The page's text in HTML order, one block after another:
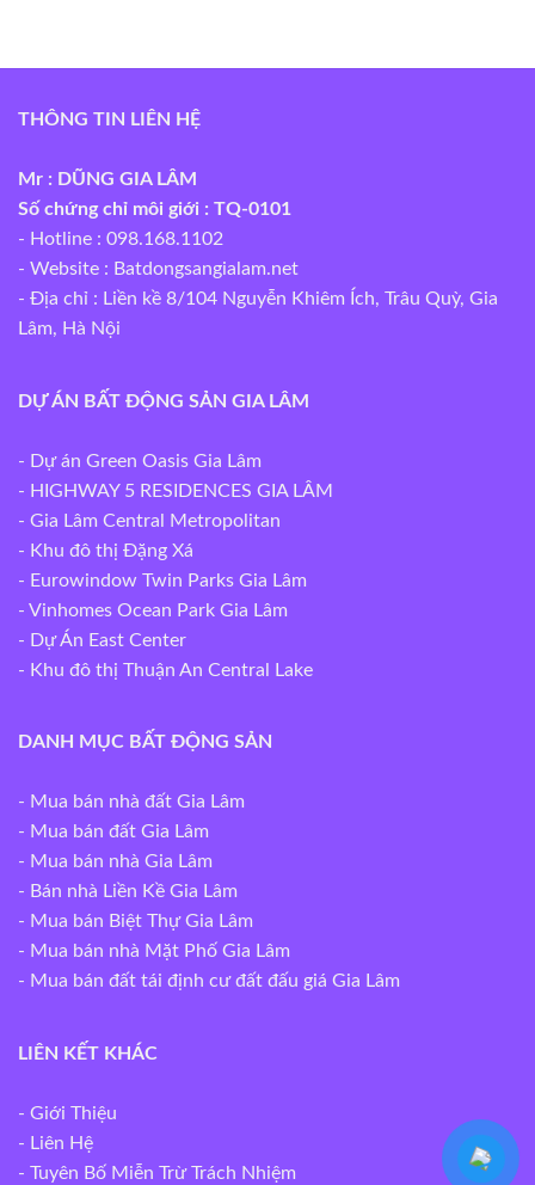
THÔNG TIN LIÊN HỆ
Mr : DŨNG GIA LÂM
Số chứng chỉ môi giới : TQ-0101
- Hotline : 098.168.1102
- Website : Batdongsangialam.net
- Địa chỉ : Liền kề 8/104 Nguyễn Khiêm Ích, Trâu Quỳ, Gia
Lâm, Hà Nội
DỰ ÁN BẤT ĐỘNG SẢN GIA LÂM
- Dự án Green Oasis Gia Lâm
- HIGHWAY 5 RESIDENCES GIA LÂM
- Gia Lâm Central Metropolitan
- Khu đô thị Đặng Xá
- Eurowindow Twin Parks Gia Lâm
- Vinhomes Ocean Park Gia Lâm
- Dự Án East Center
- Khu đô thị Thuận An Central Lake
DANH MỤC BẤT ĐỘNG SẢN
- Mua bán nhà đất Gia Lâm
- Mua bán đất Gia Lâm
- Mua bán nhà Gia Lâm
- Bán nhà Liền Kề Gia Lâm
- Mua bán Biệt Thự Gia Lâm
- Mua bán nhà Mặt Phố Gia Lâm
- Mua bán đất tái định cư đất đấu giá Gia Lâm
LIÊN KẾT KHÁC
- Giới Thiệu
- Liên Hệ
- Tuyên Bố Miễn Trừ Trách Nhiệm